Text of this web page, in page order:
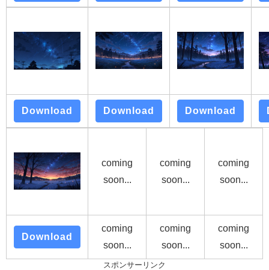
Download Download Download
coming
soon...
coming
soon...
coming
soon...
Download
coming
soon...
coming
soon...
coming
soon...
スポンサーリンク